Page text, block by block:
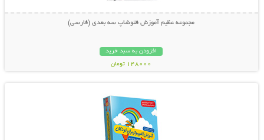
مجموعه عظیم آموزش فتوشاپ سه بعدی (فارسی)
افزودن به سبد خرید
148000 تومان
نمایش توضیحات بیشتر